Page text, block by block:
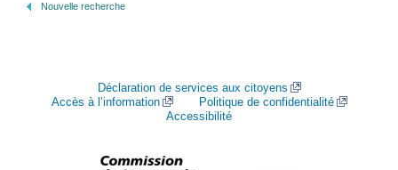
Nouvelle recherche
Déclaration de services aux citoyens
Accès à l’information
Politique de confidentialité
Accessibilité